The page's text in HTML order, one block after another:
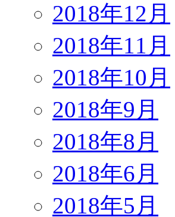
2018年12月
2018年11月
2018年10月
2018年9月
2018年8月
2018年6月
2018年5月